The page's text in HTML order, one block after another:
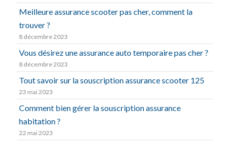
Meilleure assurance scooter pas cher, comment la
trouver ?
8 décembre 2023
Vous désirez une assurance auto temporaire pas cher ?
8 décembre 2023
Tout savoir sur la souscription assurance scooter 125
23 mai 2023
Comment bien gérer la souscription assurance
habitation ?
22 mai 2023